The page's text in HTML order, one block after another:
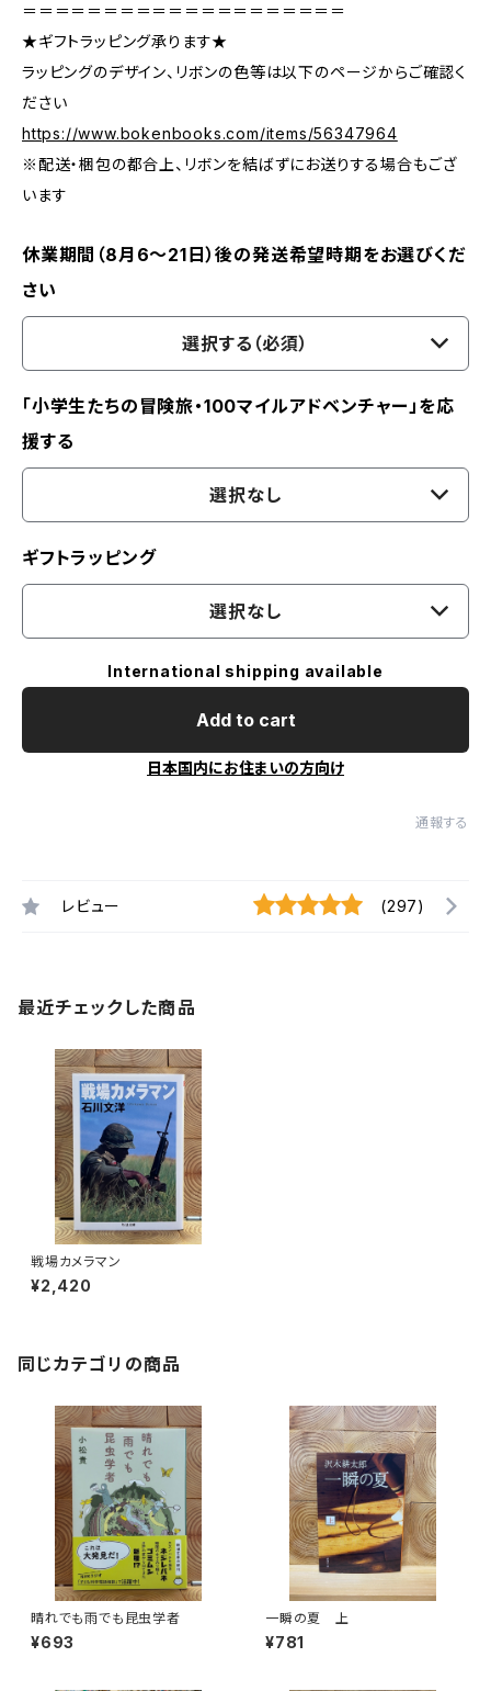
＝＝＝＝＝＝＝＝＝＝＝＝＝＝＝＝＝＝＝＝
★ギフトラッピング承ります★
ラッピングのデザイン、リボンの色等は以下のページからご確認く
ださい
https://www.bokenbooks.com/items/56347964
※配送・梱包の都合上、リボンを結ばずにお送りする場合もござ
います
休業期間（8月6〜21日）後の発送希望時期をお選びくだ
さい
選択する（必須）
「小学生たちの冒険旅・100マイルアドベンチャー」を応
援する
選択なし
ギフトラッピング
選択なし
International shipping available
Add to cart
日本国内にお住まいの方向け
通報する
レビュー (297)
最近チェックした商品
戦場カメラマン
¥2,420
同じカテゴリの商品
晴れでも雨でも昆虫学者
¥693
一瞬の夏 上
¥781